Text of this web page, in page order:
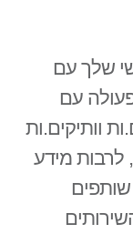
שלך עם
עם
וותיקים.ות
מידע